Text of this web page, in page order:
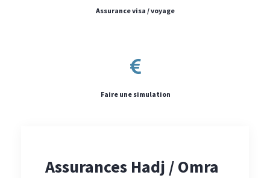
Assurance visa / voyage
Faire une simulation
Assurances Hadj / Omra